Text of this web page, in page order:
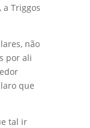
a Triggos
não
por ali
que
tal ir